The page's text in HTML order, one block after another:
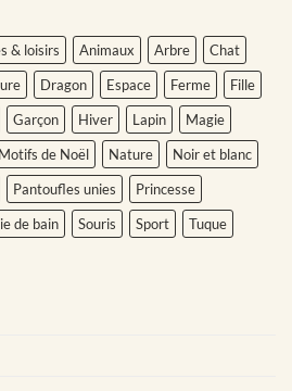
& loisirs Animaux Arbre
Chat
Dragon Espace Ferme
Fille
Garçon Hiver Lapin
Magie
Motifs de Noël Nature
Noir et blanc
Pantoufles unies
Princesse
de bain Souris Sport
Tuque